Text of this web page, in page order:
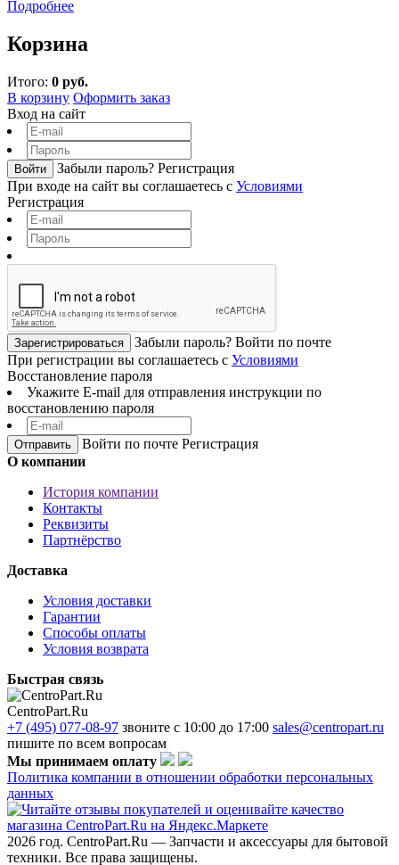
Подробнее
Корзина
Итого: 0 руб.
В корзину Оформить заказ
Вход на сайт
Войти Забыли пароль? Регистрация
При входе на сайт вы соглашаетесь с Условиями
Регистрация
Зарегистрироваться Забыли пароль? Войти по почте
При регистрации вы соглашаетесь с Условиями
Восстановление пароля
Укажите E-mail для отправления инструкции по
восстановлению пароля
Войти по почте Регистрация
О компании
История компании
Контакты
Реквизиты
Партнёрство
Доставка
Условия доставки
Гарантии
Способы оплаты
Условия возврата
Быстрая связь
CentroPart.Ru
+7 (495) 077-08-97 звоните с 10:00 до 17:00 sales@centropart.ru
пишите по всем вопросам
Мы принимаем оплату
Политика компании в отношении обработки персональных
данных
2026 год. CentroPart.Ru — Запчасти и аксессуары для бытовой
техники. Все права защищены.